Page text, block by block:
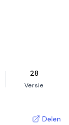
28
Versie
Delen